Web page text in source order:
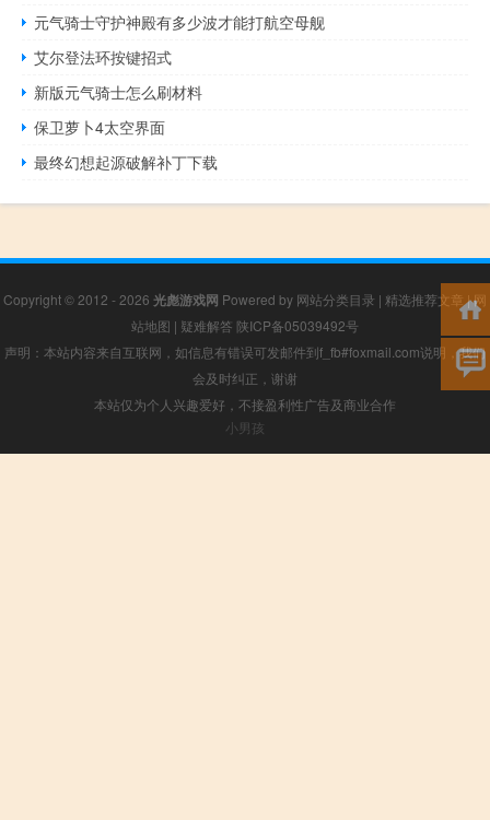
元气骑士守护神殿有多少波才能打航空母舰
艾尔登法环按键招式
新版元气骑士怎么刷材料
保卫萝卜4太空界面
最终幻想起源破解补丁下载
Copyright © 2012 - 2026 光彪游戏网 Powered by 网站分类目录 | 精选推荐文章 |网
站地图 | 疑难解答 陕ICP备05039492号
声明：本站内容来自互联网，如信息有错误可发邮件到f_fb#foxmail.com说明，我们
会及时纠正，谢谢
本站仅为个人兴趣爱好，不接盈利性广告及商业合作
小男孩